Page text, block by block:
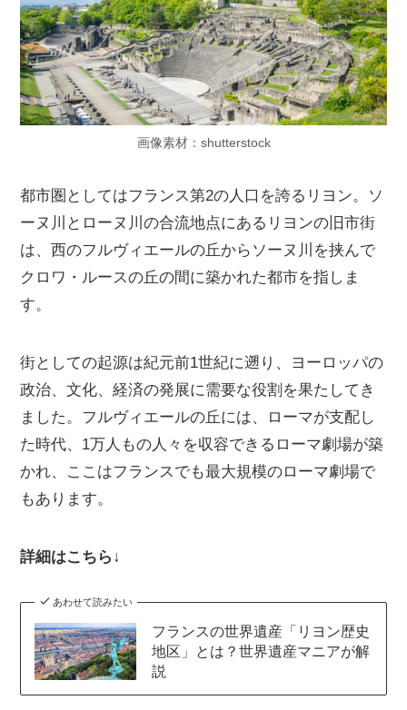
画像素材：shutterstock
都市圏としてはフランス第2の人口を誇るリヨン。ソ
ーヌ川とローヌ川の合流地点にあるリヨンの旧市街
は、西のフルヴィエールの丘からソーヌ川を挟んで
クロワ・ルースの丘の間に築かれた都市を指しま
す。
街としての起源は紀元前1世紀に遡り、ヨーロッパの
政治、文化、経済の発展に需要な役割を果たしてき
ました。フルヴィエールの丘には、ローマが支配し
た時代、1万人もの人々を収容できるローマ劇場が築
かれ、ここはフランスでも最大規模のローマ劇場で
もあります。
詳細はこちら↓
あわせて読みたい
フランスの世界遺産「リヨン歴史
地区」とは？世界遺産マニアが解
説